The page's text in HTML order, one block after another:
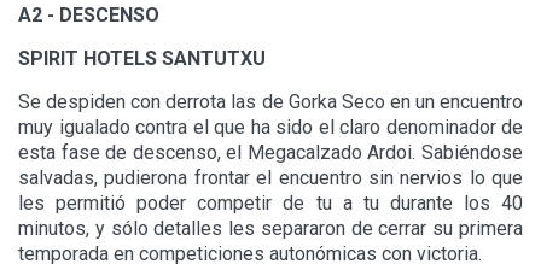
A2 - DESCENSO
SPIRIT HOTELS SANTUTXU
Se despiden con derrota las de Gorka Seco en un encuentro
muy igualado contra el que ha sido el claro denominador de
esta fase de descenso, el Megacalzado Ardoi. Sabiéndose
salvadas, pudierona frontar el encuentro sin nervios lo que
les permitió poder competir de tu a tu durante los 40
minutos, y sólo detalles les separaron de cerrar su primera
temporada en competiciones autonómicas con victoria.